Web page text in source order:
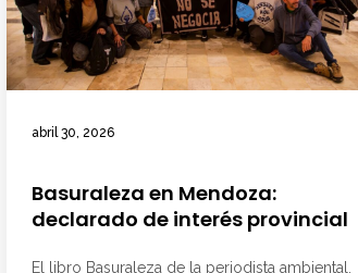
abril 30, 2026
Basuraleza en Mendoza:
declarado de interés provincial
El libro Basuraleza de la periodista ambiental,